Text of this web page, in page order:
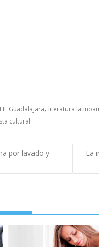
FIL Guadalajara, literatura
cultural
por lavado y
La